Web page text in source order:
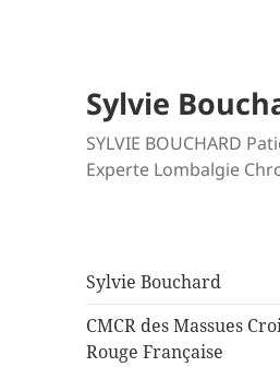
Sylvie
SYLVIE BOUCHARD
Experte Lombalgie
Sylvie Bouchard
CMCR des Massues
Rouge Française